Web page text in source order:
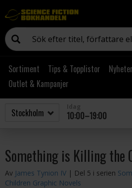
Sortiment Tips & Topplistor
Outlet & Kampanjer
10:00–19:00
Something is Killing the
Av James Tynion IV | Del 5 i serien
Children Graphic Novels